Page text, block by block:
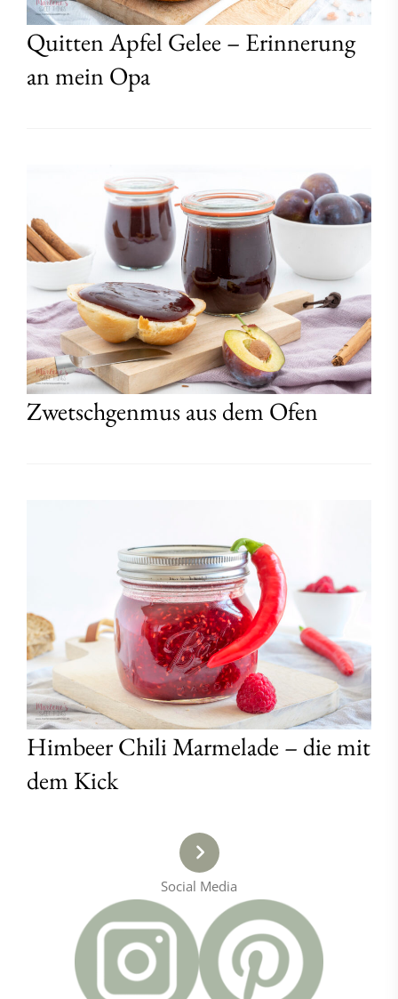
Quitten Apfel Gelee – Erinnerung
an mein Opa
Zwetschgenmus aus dem Ofen
Himbeer Chili Marmelade – die mit
dem Kick
Social Media